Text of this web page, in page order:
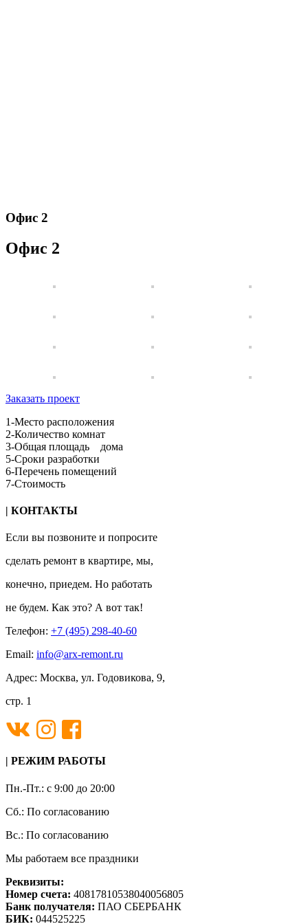
Офис 2
Офис 2
Заказать проект
1-Место расположения
2-Количество комнат
3-Общая площадь дома
5-Сроки разработки
6-Перечень помещений
7-Стоимость
| КОНТАКТЫ
Если вы позвоните и попросите
сделать ремонт в квартире, мы,
конечно, приедем. Но работать
не будем. Как это? А вот так!
Телефон: +7 (495) 298-40-60
Email: info@arx-remont.ru
Адрес: Москва, ул. Годовикова, 9,
стр. 1
| РЕЖИМ РАБОТЫ
Пн.-Пт.: с 9:00 до 20:00
Сб.: По согласованию
Вс.: По согласованию
Мы работаем все праздники
Реквизиты:
Номер счета: 40817810538040056805
Банк получателя: ПАО СБЕРБАНК
БИК: 044525225